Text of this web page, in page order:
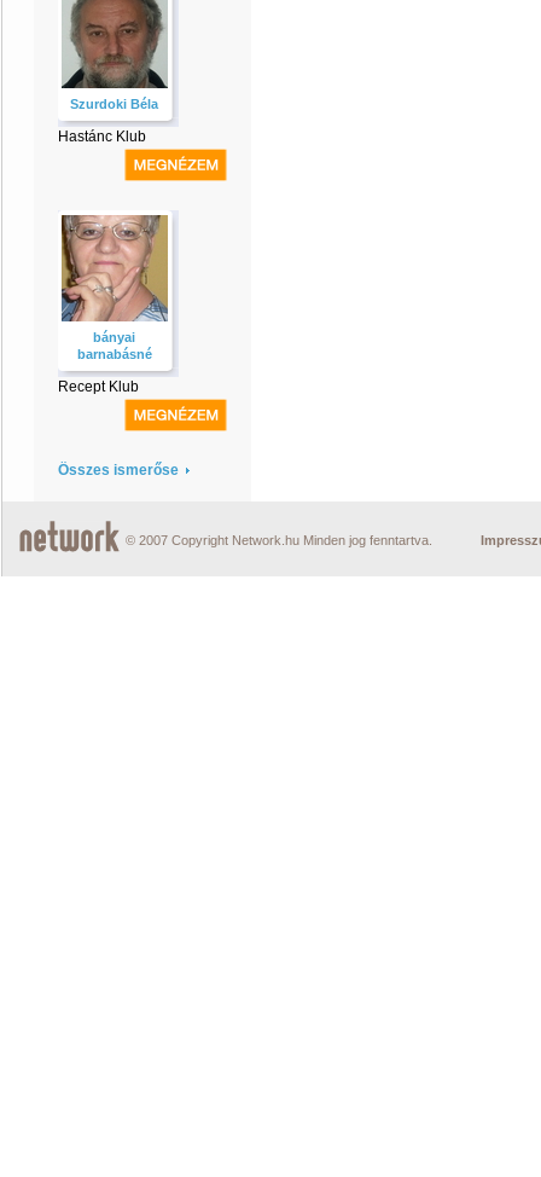
Szurdoki Béla
Hastánc Klub
bányai
barnabásné
Recept Klub
Összes ismerőse
© 2007 Copyright Network.hu Minden jog fenntartva.